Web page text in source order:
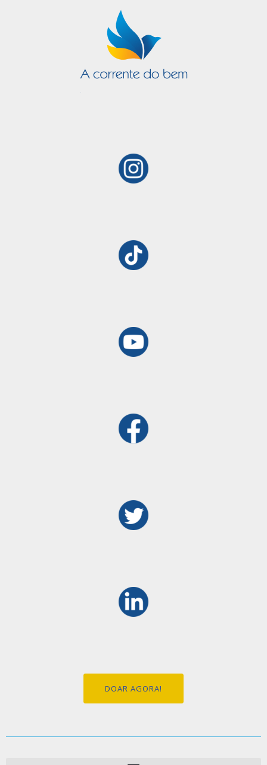
DOAR AGORA!